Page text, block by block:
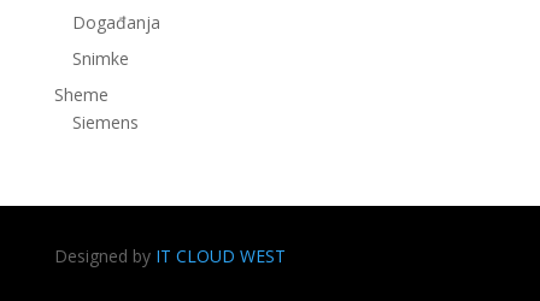
Događanja
Snimke
Sheme
Siemens
Designed by IT CLOUD WEST